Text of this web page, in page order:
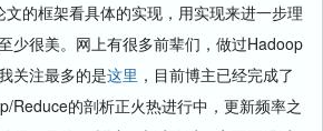
的框架看具体的实现，用实现来进一步理
少很美。网上有很多前辈们，做过Hadoop
关注最多的是这里 ，目前博主已经完成了
Reduce的剖析正火热进行中，更新频率之